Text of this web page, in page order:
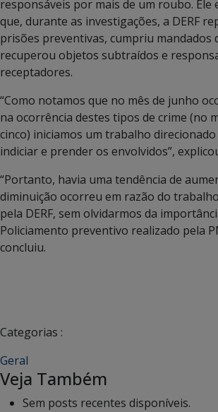
responsáveis por mais de um roubo. Ele
que, durante as investigações, a DERF
prisões preventivas, cumpriu mandados
recuperou objetos subtraídos e
receptadores.
“Como notamos que no mês de junho
na ocorrência destes tipos de crime (no
cinco) iniciamos um trabalho
indiciar e prender os envolvidos”,
“Portanto, havia uma tendência de
diminuição ocorreu em razão do
pela DERF, sem olvidarmos da
Policiamento preventivo realizado pela
concluiu.
Categorias :
Geral
Veja Também
Sem posts recentes disponíveis.